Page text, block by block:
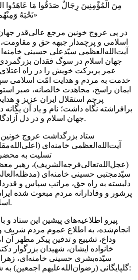
نَحْبَهُ وَمِنْهُم مَّن یَنتَظِرُ وَمَا بَدَّلُوا تَبْدِیلًا»
در پی عروج خونین مرجع عالی‌قدر
اسلامی و پرچمدار جبهه حق و
آیت‌الله‌العظمی سیّدعلی حسینی
جهان اسلام در سوگ فقدان
عمر پربرکت خویش را در راه
خدمت به مردم و هدایت امّت اسلامی
ایمان راسخ، مجاهدت خالصانه، صبر
پرچم استقلال ایران عزیز و
برافراشته نگاه داشت؛ نام و یاد آن یگانه
جهان اسلام و در دل آزادگان عالم ماندگار خواهد بود.
ستاد بزرگداشت عروج
آیت‌الله‌العظمی خامنه‌ای
تسلیت به
(عجل‌الله‌تعالی‌فرجه‌الشریف)، رهبر
سیّدمجتبی حسینی خامنه‌ای
دلبسته به راه حق، مراتب سپاس و
پرشور و وفادارانه مردم مبعوث شده
اسلام و انقلاب اعلام می‌دارد.
پیرو اطلاعیه‌های پیشین این ستاد و
انجام‌شده، به اطلاع عموم مردم شریف
وداع، تشییع و تدفین پیکر مطهر
خانواده ایشان، شهیدان بزرگوار
سیّده‌بشری حسینی خامنه‌ای،
گلپایگانی (رضوان‌الله‌علیهم اجمعین) به شرح زیر برگزار خواهد شد: